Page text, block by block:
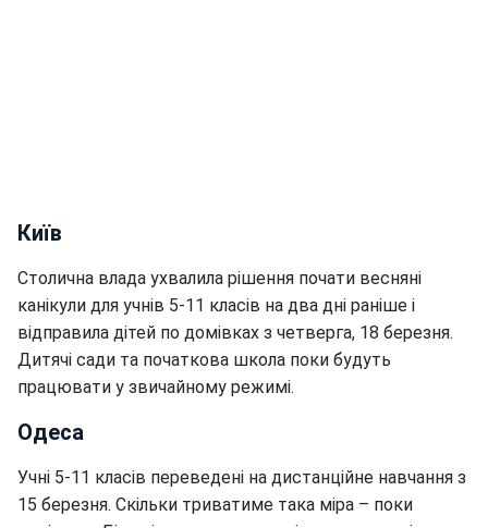
Київ
Столична влада ухвалила рішення почати весняні
канікули для учнів 5-11 класів на два дні раніше і
відправила дітей по домівках з четверга, 18 березня.
Дитячі сади та початкова школа поки будуть
працювати у звичайному режимі.
Одеса
Учні 5-11 класів переведені на дистанційне навчання з
15 березня. Скільки триватиме така міра – поки